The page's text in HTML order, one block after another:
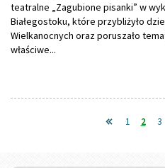
teatralne „Zagubione pisanki” w
Białegostoku, które przybliżyło
Wielkanocnych oraz poruszało
właściwe...
1 2 3